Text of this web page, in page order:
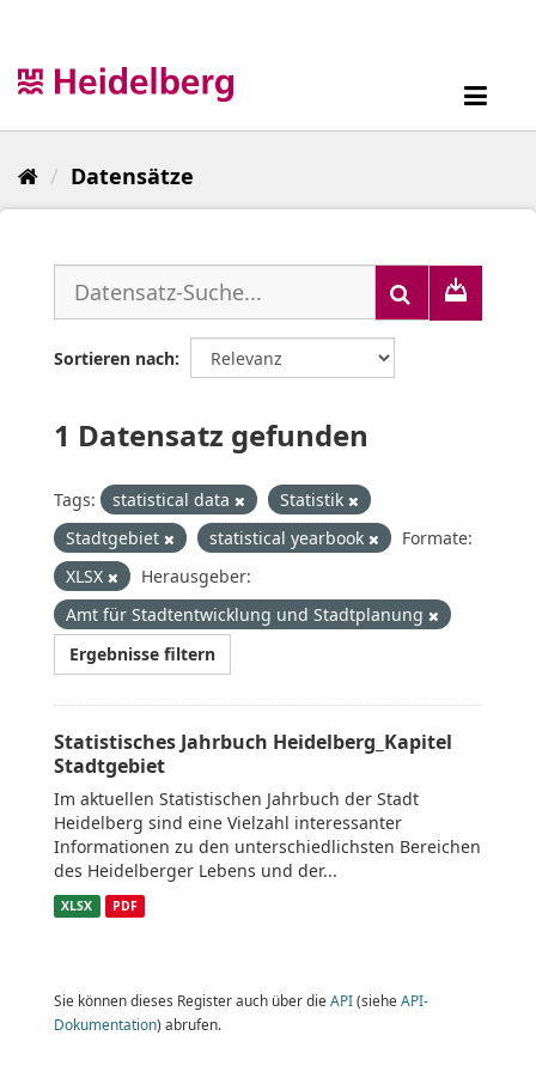
Datensätze
Sortieren nach
1 Datensatz gefunden
Tags: statistical data
Statistik
Stadtgebiet
statistical yearbook
Formate:
XLSX
Herausgeber:
Amt für Stadtentwicklung und Stadtplanung
Ergebnisse filtern
Statistisches Jahrbuch Heidelberg_Kapitel
Stadtgebiet
Im aktuellen Statistischen Jahrbuch der Stadt
Heidelberg sind eine Vielzahl interessanter
Informationen zu den unterschiedlichsten Bereichen
des Heidelberger Lebens und der...
XLSX PDF
Sie können dieses Register auch über die API(siehe API-
Dokumentation) abrufen.